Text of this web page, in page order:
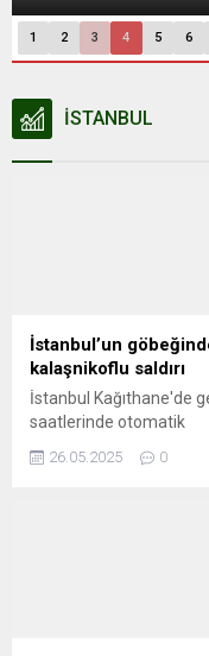
1 2 3 4 5 6
İSTANBUL
İstanbul’un
kalaşnikoflu saldırı
İstanbul Kağıthane'de
saatlerinde otomatik
saldırıda, aracına ateş
26.05.2025 0